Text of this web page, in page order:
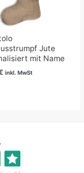
Jute
mit Name
inkl. MwSt